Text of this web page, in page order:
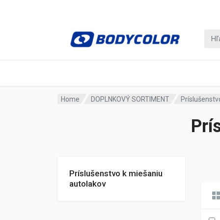
Home DOPLNKOVÝ SORTIMENT
Príslušenstvo k miešaniu
autolakov